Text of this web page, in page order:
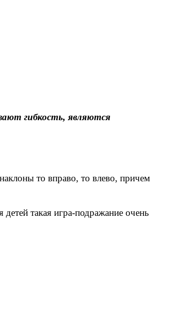
гибкость, являются
то вправо, то влево, причем
такая игра-подражание очень